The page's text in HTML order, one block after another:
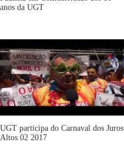
anos da UGT
UGT participa do Carnaval dos Juros
Altos 02 2017